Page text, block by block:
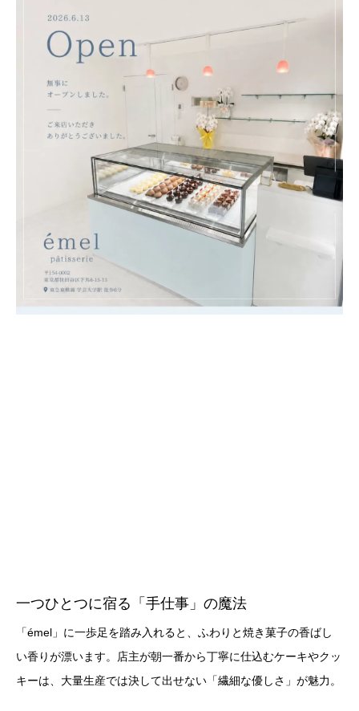
一つひとつに宿る「手仕事」の魔法
「émel」に一歩足を踏み入れると、ふわりと焼き菓子の香ばし
い香りが漂います。店主が朝一番から丁寧に仕込むケーキやクッ
キーは、大量生産では決して出せない「繊細な優しさ」が魅力。